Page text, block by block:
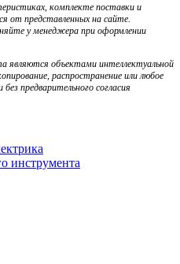
комплекте поставки и
от представленных на сайте.
у менеджера при оформлении
являются объектами интеллектуальной
распространение или любое
предварительного согласия
инструмента